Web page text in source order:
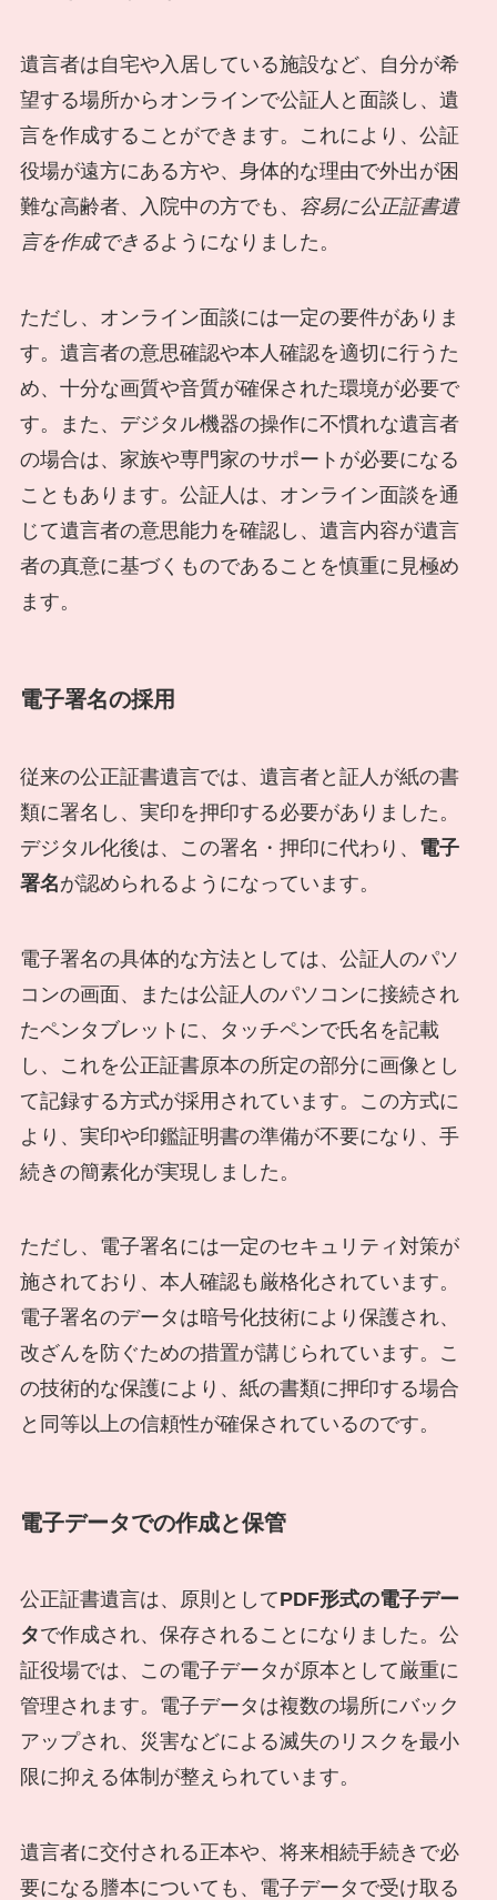
遺言者は自宅や入居している施設など、自分が希
望する場所からオンラインで公証人と面談し、遺
言を作成することができます。これにより、公証
役場が遠方にある方や、身体的な理由で外出が困
難な高齢者、入院中の方でも、 容易に公正証書遺
言を作成できるようになりました。
ただし、オンライン面談には一定の要件がありま
す。遺言者の意思確認や本人確認を適切に行うた
め、十分な画質や音質が確保された環境が必要で
す。また、デジタル機器の操作に不慣れな遺言者
の場合は、家族や専門家のサポートが必要になる
こともあります。公証人は、オンライン面談を通
じて遺言者の意思能力を確認し、遺言内容が遺言
者の真意に基づくものであることを慎重に見極め
ます。
電子署名の採用
従来の公正証書遺言では、遺言者と証人が紙の書
類に署名し、実印を押印する必要がありました。
デジタル化後は、この署名・押印に代わり、 電子
署名が認められるようになっています。
電子署名の具体的な方法としては、公証人のパソ
コンの画面、または公証人のパソコンに接続され
たペンタブレットに、タッチペンで氏名を記載
し、これを公正証書原本の所定の部分に画像とし
て記録する方式が採用されています。この方式に
より、実印や印鑑証明書の準備が不要になり、手
続きの簡素化が実現しました。
ただし、電子署名には一定のセキュリティ対策が
施されており、本人確認も厳格化されています。
電子署名のデータは暗号化技術により保護され、
改ざんを防ぐための措置が講じられています。こ
の技術的な保護により、紙の書類に押印する場合
と同等以上の信頼性が確保されているのです。
電子データでの作成と保管
公正証書遺言は、原則としてPDF形式の電子デー
タで作成され、保存されることになりました。公
証役場では、この電子データが原本として厳重に
管理されます。電子データは複数の場所にバック
アップされ、災害などによる滅失のリスクを最小
限に抑える体制が整えられています。
遺言者に交付される正本や、将来相続手続きで必
要になる謄本についても、電子データで受け取る